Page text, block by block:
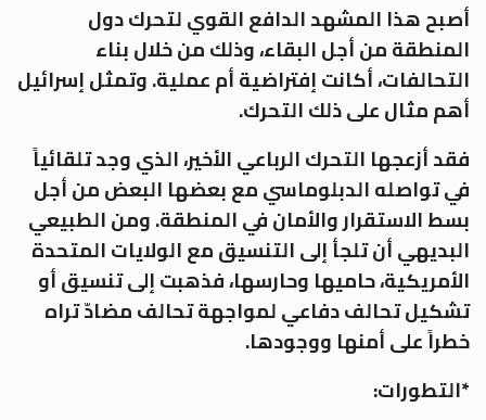
أصبح هذا المشهد الدافع القوي لتحرك دول
المنطقة من أجل البقاء، وذلك من خلال بناء
التحالفات، أكانت إفتراضية أم عملية. وتمثل إسرائيل
أهم مثال على ذلك التحرك.
فقد أزعجها التحرك الرباعي الأخير، الذي وجد تلقائياً
في تواصله الدبلوماسي مع بعضها البعض من أجل
بسط الاستقرار والأمان في المنطقة. ومن الطبيعي
البديهي أن تلجأ إلى التنسيق مع الولايات المتحدة
الأمريكية، حاميها وحارسها، فذهبت إلى تنسيق أو
تشكيل تحالف دفاعي لمواجهة تحالف مضادّ تراه
خطراً على أمنها ووجودها.
*التطورات: